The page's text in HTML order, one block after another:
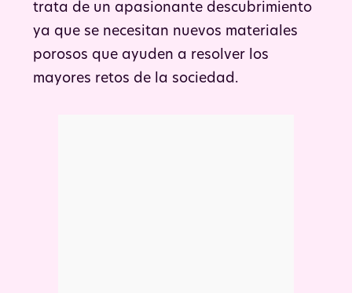
trata de un apasionante descubrimiento
ya que se necesitan nuevos materiales
porosos que ayuden a resolver los
mayores retos de la sociedad.